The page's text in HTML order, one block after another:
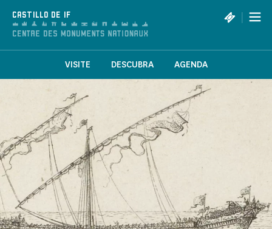
CASTILLO DE IF |
VISITE DESCUBRA AGENDA